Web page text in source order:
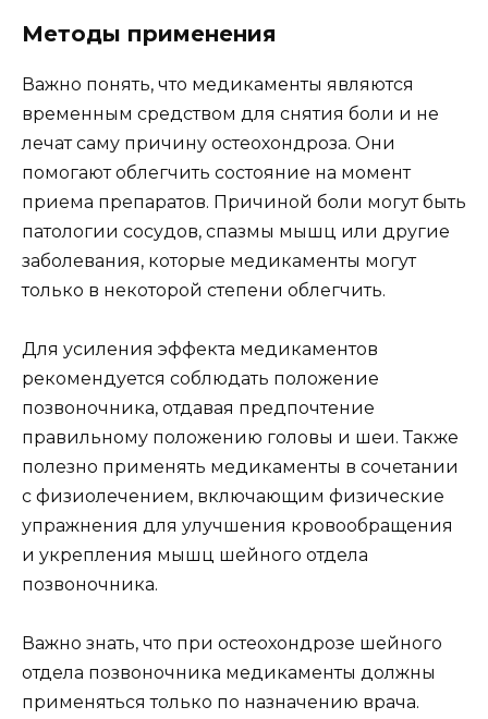
Методы применения
Важно понять, что медикаменты являются
временным средством для снятия боли и не
лечат саму причину остеохондроза. Они
помогают облегчить состояние на момент
приема препаратов. Причиной боли могут быть
патологии сосудов, спазмы мышц или другие
заболевания, которые медикаменты могут
только в некоторой степени облегчить.
Для усиления эффекта медикаментов
рекомендуется соблюдать положение
позвоночника, отдавая предпочтение
правильному положению головы и шеи. Также
полезно применять медикаменты в сочетании
с физиолечением, включающим физические
упражнения для улучшения кровообращения
и укрепления мышц шейного отдела
позвоночника.
Важно знать, что при остеохондрозе шейного
отдела позвоночника медикаменты должны
применяться только по назначению врача.